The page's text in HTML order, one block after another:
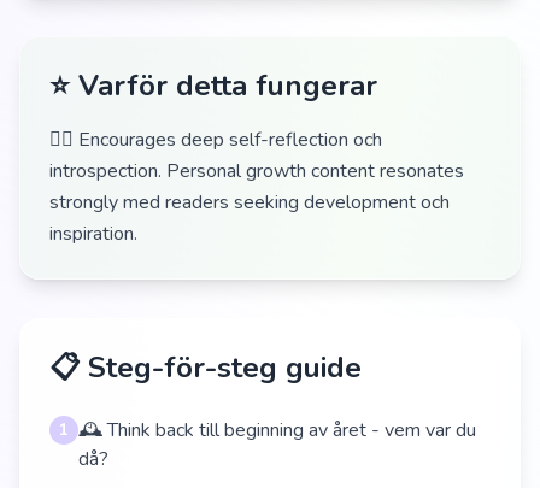
⭐ Varför detta fungerar
🧘‍♀️ Encourages deep self-reflection och
introspection. Personal growth content resonates
strongly med readers seeking development och
inspiration.
📋 Steg-för-steg guide
1 🕰️ Think back till beginning av året - vem var du
då?